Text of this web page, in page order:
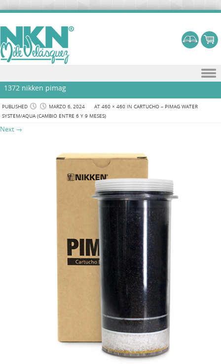
Skip to content
1372 nikken pimag
PUBLISHED MARZO 6, 2024 AT 460 × 460 IN CARTUCHO – PIMAG WATER
SYSTEM/AQUA (CAMBIO ENTRE 6 Y 9 MESES)
Next →